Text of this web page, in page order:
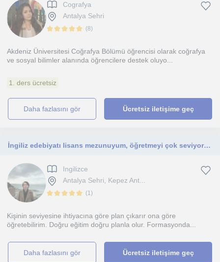
Cografya
Antalya Sehri
(8)
Akdeniz Üniversitesi Coğrafya Bölümü öğrencisi olarak coğrafya
ve sosyal bilimler alanında öğrencilere destek oluyo...
1. ders ücretsiz
daha fazlasını gör Ücretsiz iletişime geç
İngiliz edebiyatı lisans mezunuyum, öğretmeyi çok seviyorum , Antalya
Ingilizce
Antalya Sehri, Kepez Ant...
(1)
Kişinin seviyesine ihtiyacına göre plan çıkarır ona göre
öğretebilirim. Doğru eğitim doğru planla olur. Formasyonda...
daha fazlasını gör Ücretsiz iletişime geç